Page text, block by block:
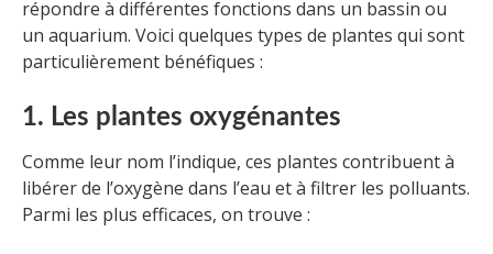
répondre à différentes fonctions dans un bassin ou
un aquarium. Voici quelques types de plantes qui sont
particulièrement bénéfiques :
1. Les plantes oxygénantes
Comme leur nom l’indique, ces plantes contribuent à
libérer de l’oxygène dans l’eau et à filtrer les polluants.
Parmi les plus efficaces, on trouve :